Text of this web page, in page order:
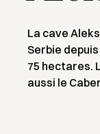
La cave
Serbie
75 hectares.
aussi le